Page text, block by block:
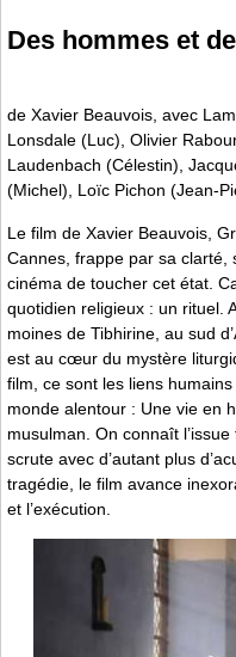
Des hommes et
de Xavier Beauvois, avec
Lonsdale (Luc), Olivier
Laudenbach (Célestin),
(Michel), Loïc Pichon (Jean-
Le film de Xavier Beauvois,
Cannes, frappe par sa clarté,
cinéma de toucher cet état.
quotidien religieux : un rituel.
moines de Tibhirine, au sud
est au cœur du mystère
film, ce sont les liens
monde alentour : Une vie en
musulman. On connaît
scrute avec d’autant plus
tragédie, le film avance
et l’exécution.